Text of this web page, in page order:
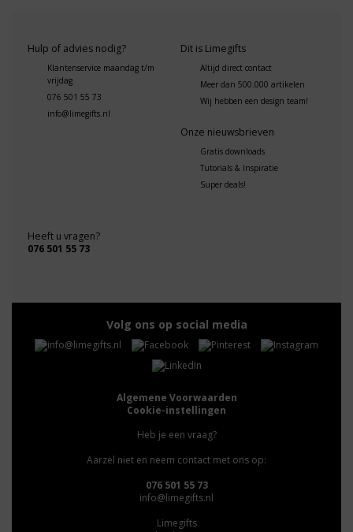
Hulp of advies nodig?
Klantenservice maandag t/m
vrijdag
076 501 55 73
info@limegifts.nl
Dit is Limegifts
Altijd direct contact
Meer dan 500.000 artikelen
Wij hebben een design team!
Onze nieuwsbrieven
Gratis downloads
Tutorials & Inspiratie
Super deals!
Heeft u vragen?
076 501 55 73
Volg ons op social media
Algemene Voorwaarden
Cookie-instellingen
Heb je een vraag?
Aarzel niet en neem contact met ons op:
076 501 55 73
info@limegifts.nl
Limegifts